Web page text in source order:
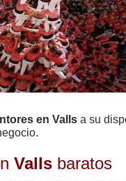
en Valls a su
Valls baratos